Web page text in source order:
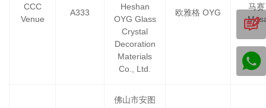
CCC
Venue
A333
Heshan
OYG Glass
Crystal
Decoration
Materials
Co., Ltd.
欧雅格 OYG
马
佛山市安图